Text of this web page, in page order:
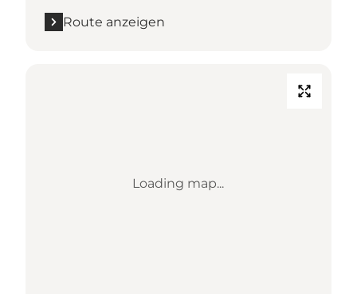
Route anzeigen
Loading map...